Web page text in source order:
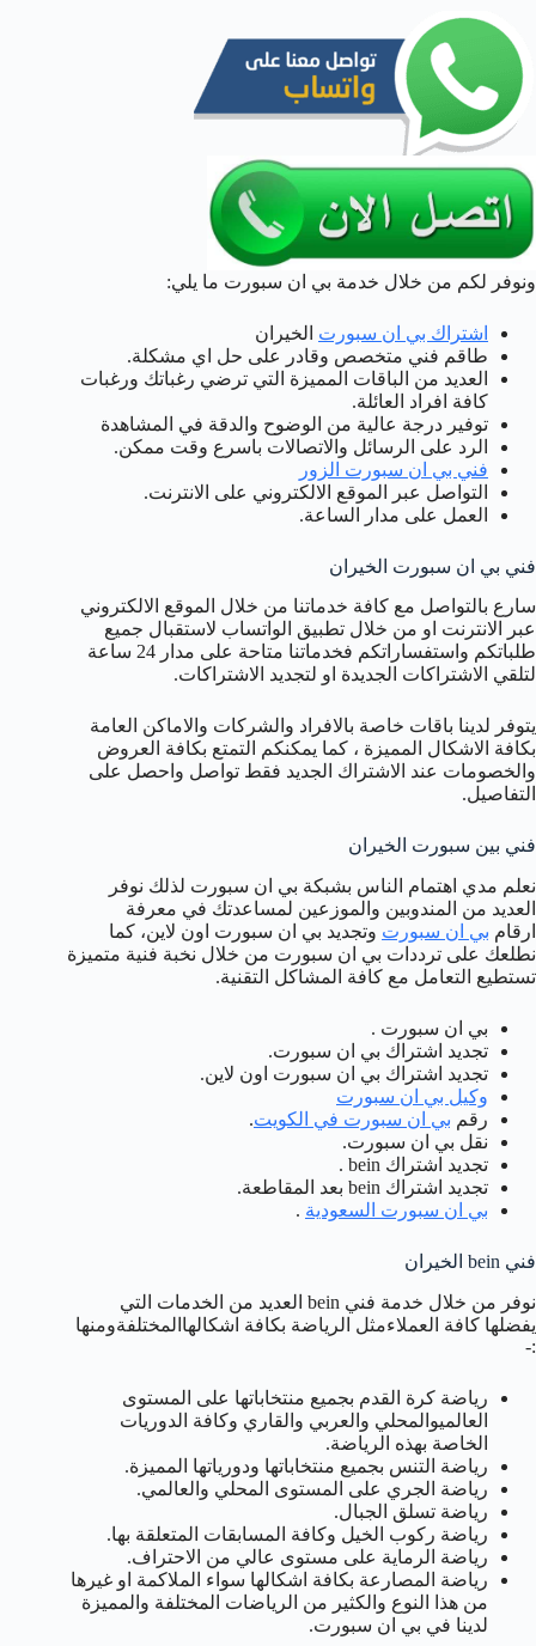
ونوفر لكم من خلال خدمة بي ان سبورت ما يلي:
اشتراك بي ان سبورت الخيران
طاقم فني متخصص وقادر على حل اي مشكلة.
العديد من الباقات المميزة التي ترضي رغباتك ورغبات
كافة افراد العائلة.
توفير درجة عالية من الوضوح والدقة في المشاهدة
الرد على الرسائل والاتصالات باسرع وقت ممكن.
فني بي ان سبورت الزور
التواصل عبر الموقع الالكتروني على الانترنت.
العمل على مدار الساعة.
فني بي ان سبورت الخيران
سارع بالتواصل مع كافة خدماتنا من خلال الموقع الالكتروني
عبر الانترنت او من خلال تطبيق الواتساب لاستقبال جميع
طلباتكم واستفساراتكم فخدماتنا متاحة على مدار 24 ساعة
لتلقي الاشتراكات الجديدة او لتجديد الاشتراكات.
يتوفر لدينا باقات خاصة بالافراد والشركات والاماكن العامة
بكافة الاشكال المميزة ، كما يمكنكم التمتع بكافة العروض
والخصومات عند الاشتراك الجديد فقط تواصل واحصل على
التفاصيل.
فني بين سبورت الخيران
نعلم مدي اهتمام الناس بشبكة بي ان سبورت لذلك نوفر
العديد من المندوبين والموزعين لمساعدتك في معرفة
ارقام بي ان سبورت وتجديد بي ان سبورت اون لاين، كما
نطلعك على ترددات بي ان سبورت من خلال نخبة فنية متميزة
تستطيع التعامل مع كافة المشاكل التقنية.
بي ان سبورت .
تجديد اشتراك بي ان سبورت.
تجديد اشتراك بي ان سبورت اون لاين.
وكيل بي ان سبورت
رقم بي ان سبورت في الكويت.
نقل بي ان سبورت.
تجديد اشتراك bein .
تجديد اشتراك bein بعد المقاطعة.
بي ان سبورت السعودية .
فني bein الخيران
نوفر من خلال خدمة فني bein العديد من الخدمات التي
يفضلها كافة العملاءمثل الرياضة بكافة اشكالهاالمختلفةومنها
:-
رياضة كرة القدم بجميع منتخاباتها على المستوى
العالميوالمحلي والعربي والقاري وكافة الدوريات
الخاصة بهذه الرياضة.
رياضة التنس بجميع منتخاباتها ودورياتها المميزة.
رياضة الجري على المستوى المحلي والعالمي.
رياضة تسلق الجبال.
رياضة ركوب الخيل وكافة المسابقات المتعلقة بها.
رياضة الرماية على مستوى عالي من الاحتراف.
رياضة المصارعة بكافة اشكالها سواء الملاكمة او غيرها
من هذا النوع والكثير من الرياضات المختلفة والمميزة
لدينا في بي ان سبورت.